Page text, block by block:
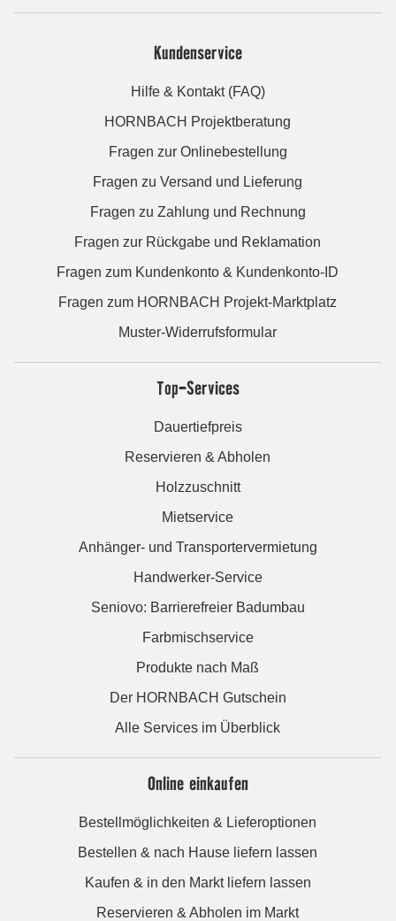
Kundenservice
Hilfe & Kontakt (FAQ)
HORNBACH Projektberatung
Fragen zur Onlinebestellung
Fragen zu Versand und Lieferung
Fragen zu Zahlung und Rechnung
Fragen zur Rückgabe und Reklamation
Fragen zum Kundenkonto & Kundenkonto-ID
Fragen zum HORNBACH Projekt-Marktplatz
Muster-Widerrufsformular
Top-Services
Dauertiefpreis
Reservieren & Abholen
Holzzuschnitt
Mietservice
Anhänger- und Transportervermietung
Handwerker-Service
Seniovo: Barrierefreier Badumbau
Farbmischservice
Produkte nach Maß
Der HORNBACH Gutschein
Alle Services im Überblick
Online einkaufen
Bestellmöglichkeiten & Lieferoptionen
Bestellen & nach Hause liefern lassen
Kaufen & in den Markt liefern lassen
Reservieren & Abholen im Markt